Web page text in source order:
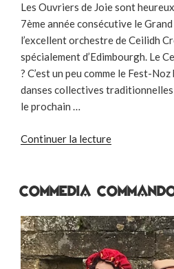
Les Ouvriers de Joie sont
7ème année consécutive le
l’excellent orchestre de Ceilidh
spécialement d’Edimbourgh. Le
? C’est un peu comme le Fest-
danses collectives
le prochain …
Continuer la lecturede
Ecossais »
Commedia